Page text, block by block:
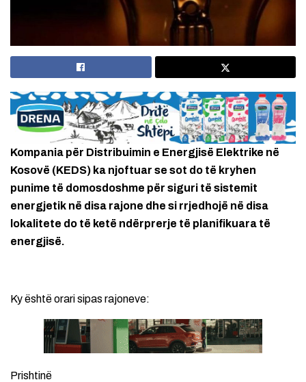
Kompania për Distribuimin e Energjisë Elektrike në
Kosovë (KEDS) ka njoftuar se sot do të kryhen
punime të domosdoshme për siguri të sistemit
energjetik në disa rajone dhe si rrjedhojë në disa
lokalitete do të ketë ndërprerje të planifikuara të
energjisë.
Ky është orari sipas rajoneve:
Prishtinë